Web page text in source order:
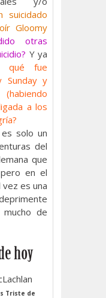
suicidado
Gloomy
otras
Y ya
qué fue
Sunday y
a los
solo un
del
que
en el
es una
de
Triste de